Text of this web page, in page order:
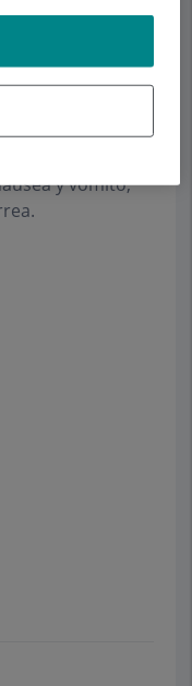
de Problemas
y vómito,